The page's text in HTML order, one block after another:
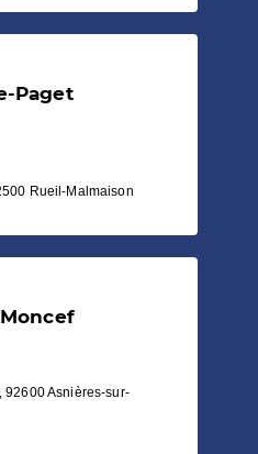
Paget
Rueil-Malmaison
92600 Asnières-sur-